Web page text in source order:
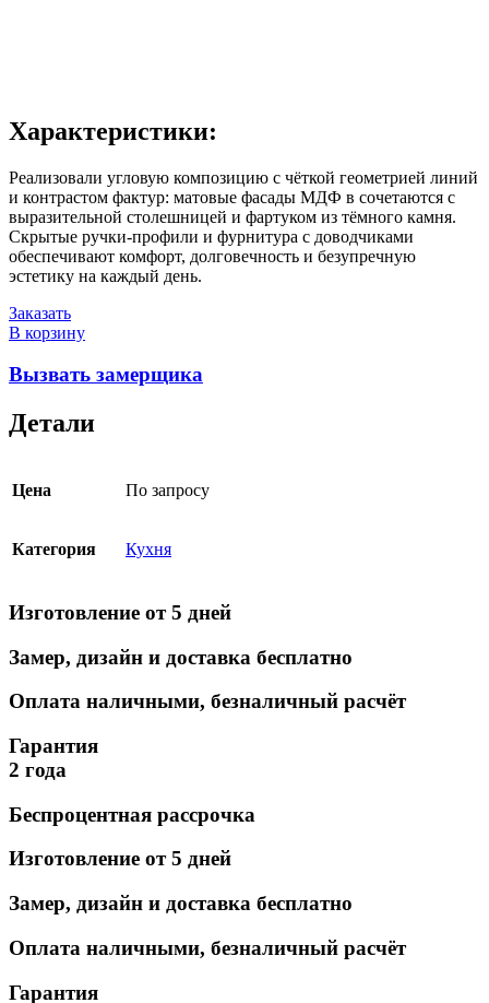
Характеристики:
Реализовали угловую композицию с чёткой геометрией линий
и контрастом фактур: матовые фасады МДФ в сочетаются с
выразительной столешницей и фартуком из тёмного камня.
Скрытые ручки-профили и фурнитура с доводчиками
обеспечивают комфорт, долговечность и безупречную
эстетику на каждый день.
Заказать
В корзину
Вызвать замерщика
Детали
Цена По запросу
Категория Кухня
Изготовление от 5 дней
Замер, дизайн и доставка бесплатно
Оплата наличными, безналичный расчёт
Гарантия
2 года
Беспроцентная рассрочка
Изготовление от 5 дней
Замер, дизайн и доставка бесплатно
Оплата наличными, безналичный расчёт
Гарантия